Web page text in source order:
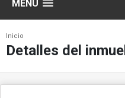
MENÚ
Inicio
Detalles del